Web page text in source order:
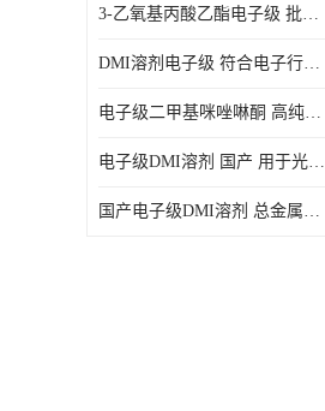
3-乙氧基丙酸乙酯电子级 批量供应
DMI溶剂电子级 符合电子行业要求
电子级二甲基咪唑啉酮 高纯度 用于光阻
电子级DMI溶剂 国产 用于光刻胶
国产电子级DMI溶剂 总金属小于20ppb 用于半导体清洗